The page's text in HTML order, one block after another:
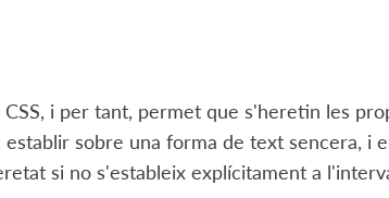
i per tant, permet que s'heretin les
sobre una forma de text sencera, i
si no s'estableix explícitament a